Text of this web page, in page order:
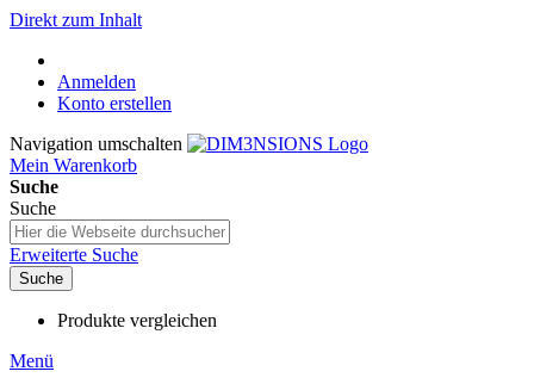
Direkt zum Inhalt
Anmelden
Konto erstellen
Navigation umschalten
Mein Warenkorb
Suche
Suche
Erweiterte Suche
Suche
Produkte vergleichen
Menü